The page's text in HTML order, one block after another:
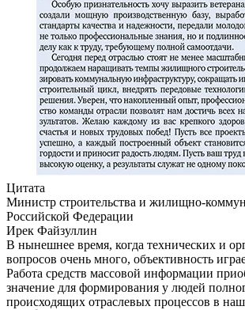
Цитата
Министр строительства и жилищно-
Российской Федерации
Ирек Файзуллин
В нынешнее время, когда технических и
вопросов очень много, объективность
Работа средств массовой информации
значение для формирования у людей
происходящих отраслевых процессов в